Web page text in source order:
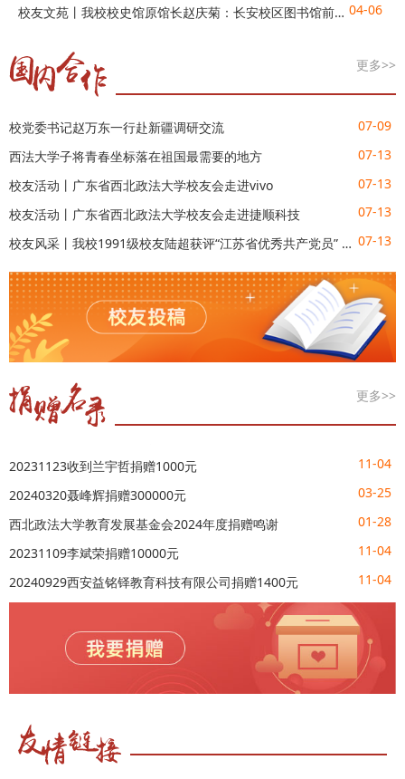
校友文苑丨我校校史馆原馆长赵庆菊：长安校区图书馆前的海棠花开了 04-06
更多>>
校党委书记赵万东一行赴新疆调研交流
07-09
西法大学子将青春坐标落在祖国最需要的地方
07-13
校友活动丨广东省西北政法大学校友会走进vivo
07-13
校友活动丨广东省西北政法大学校友会走进捷顺科技
07-13
校友风采丨我校1991级校友陆超获评“江苏省优秀共产党员” 荣誉称号 07-13
更多>>
20231123收到兰宇哲捐赠1000元
11-04
20240320聂峰辉捐赠300000元
03-25
20231109李斌荣捐赠10000元
11-04
20240929西安益铭铎教育科技有限公司捐赠1400元
11-04
20231123收到兰宇哲捐赠1000元
11-04
20240320聂峰辉捐赠300000元
03-25
西北政法大学教育发展基金会2024年度捐赠鸣谢
01-28
20231109李斌荣捐赠10000元
11-04
20240929西安益铭铎教育科技有限公司捐赠1400元
11-04
20231123收到兰宇哲捐赠1000元
11-04